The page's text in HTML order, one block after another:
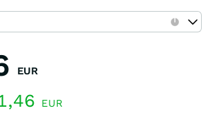
EUR
EUR